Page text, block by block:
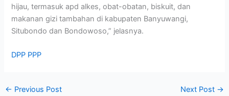
hijau, termasuk apd alkes, obat-obatan, biskuit, dan
makanan gizi tambahan di kabupaten Banyuwangi,
Situbondo dan Bondowoso,” jelasnya.
DPP PPP
← Previous Post Next Post →